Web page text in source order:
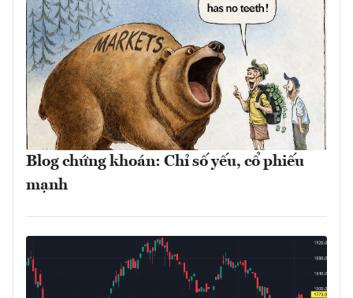
Blog chứng khoán: Chỉ số yếu, cổ phiếu
mạnh